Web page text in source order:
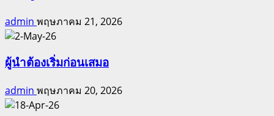
admin พฤษภาคม 21, 2026
ผู้นำต้องเริ่มก่อนเสมอ
admin พฤษภาคม 20, 2026